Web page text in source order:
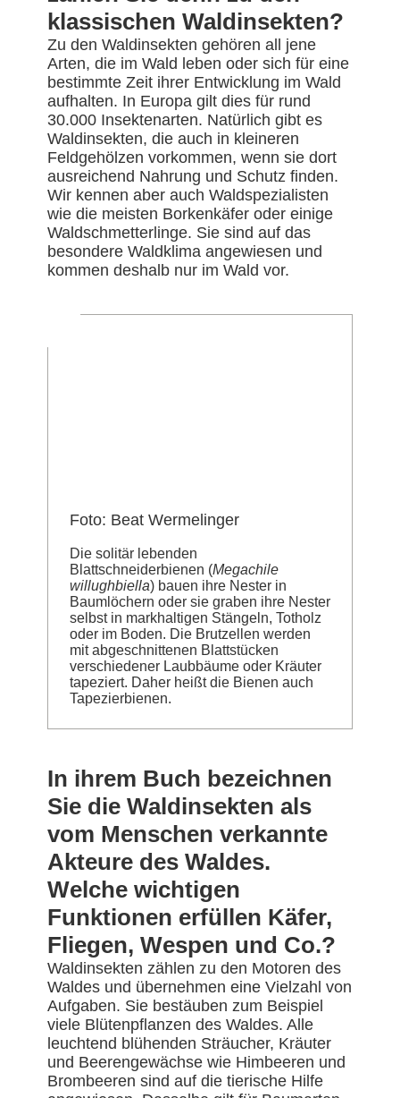
klassischen Waldinsekten?
Zu den Waldinsekten gehören all jene
Arten, die im Wald leben oder sich für eine
bestimmte Zeit ihrer Entwicklung im Wald
aufhalten. In Europa gilt dies für rund
30.000 Insektenarten. Natürlich gibt es
Waldinsekten, die auch in kleineren
Feldgehölzen vorkommen, wenn sie dort
ausreichend Nahrung und Schutz finden.
Wir kennen aber auch Waldspezialisten
wie die meisten Borkenkäfer oder einige
Waldschmetterlinge. Sie sind auf das
besondere Waldklima angewiesen und
kommen deshalb nur im Wald vor.
Foto: Beat Wermelinger
Die solitär lebenden
Blattschneiderbienen (Megachile
willughbiella) bauen ihre Nester in
Baumlöchern oder sie graben ihre Nester
selbst in markhaltigen Stängeln, Totholz
oder im Boden. Die Brutzellen werden
mit abgeschnittenen Blattstücken
verschiedener Laubbäume oder Kräuter
tapeziert. Daher heißt die Bienen auch
Tapezierbienen.
In ihrem Buch bezeichnen
Sie die Waldinsekten als
vom Menschen verkannte
Akteure des Waldes.
Welche wichtigen
Funktionen erfüllen Käfer,
Fliegen, Wespen und Co.?
Waldinsekten zählen zu den Motoren des
Waldes und übernehmen eine Vielzahl von
Aufgaben. Sie bestäuben zum Beispiel
viele Blütenpflanzen des Waldes. Alle
leuchtend blühenden Sträucher, Kräuter
und Beerengewächse wie Himbeeren und
Brombeeren sind auf die tierische Hilfe